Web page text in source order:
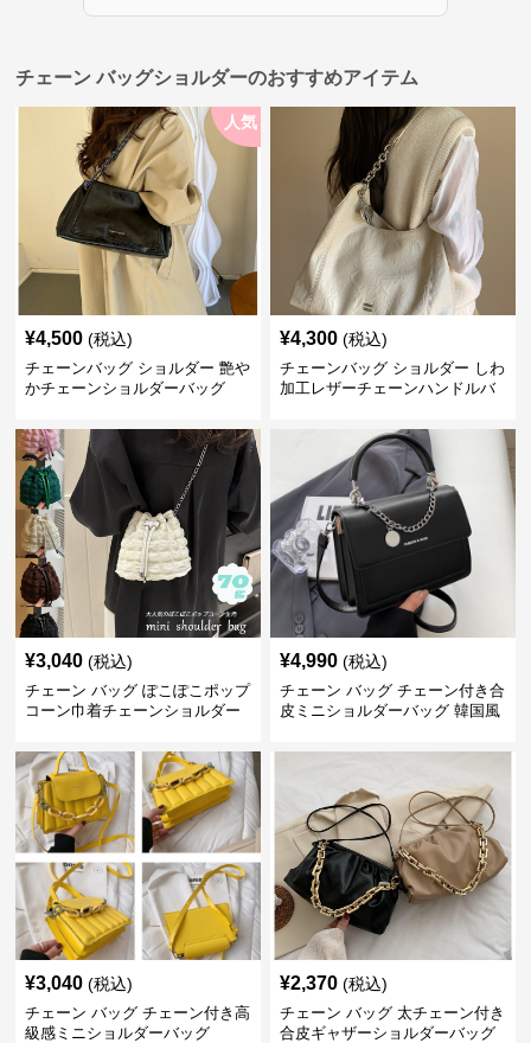
チェーン バッグショルダーのおすすめアイテム
人気
¥4,500 (税込)
チェーンバッグ ショルダー 艶や
かチェーンショルダーバッグ
¥4,300 (税込)
チェーンバッグ ショルダー しわ
加工レザーチェーンハンドルバ
¥3,040 (税込)
チェーン バッグ ぽこぽこポップ
コーン巾着チェーンショルダー
¥4,990 (税込)
チェーン バッグ チェーン付き合
皮ミニショルダーバッグ 韓国風
¥3,040 (税込)
チェーン バッグ チェーン付き高
級感ミニショルダーバッグ
¥2,370 (税込)
チェーン バッグ 太チェーン付き
合皮ギャザーショルダーバッグ